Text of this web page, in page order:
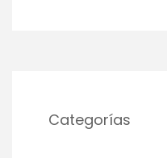
Categorías